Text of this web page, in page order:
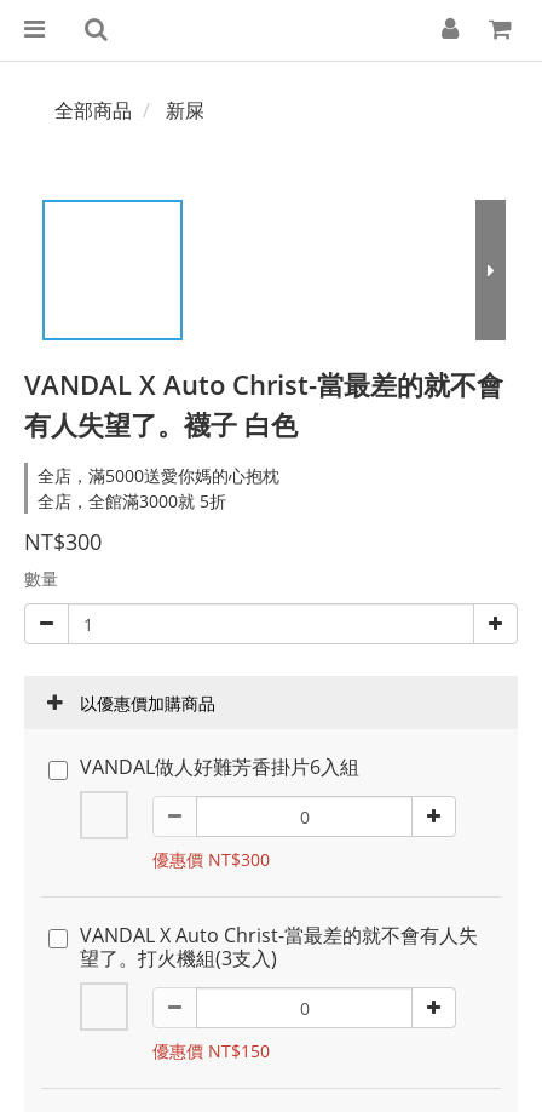
全部商品 新屎
VANDAL X Auto Christ-當最差的就不會
有人失望了。襪子 白色
全店，滿5000送愛你媽的心抱枕
全店，全館滿3000就 5折
NT$300
數量
以優惠價加購商品
VANDAL做人好難芳香掛片6入組
優惠價 NT$300
VANDAL X Auto Christ-當最差的就不會有人失
望了。打火機組(3支入)
優惠價 NT$150